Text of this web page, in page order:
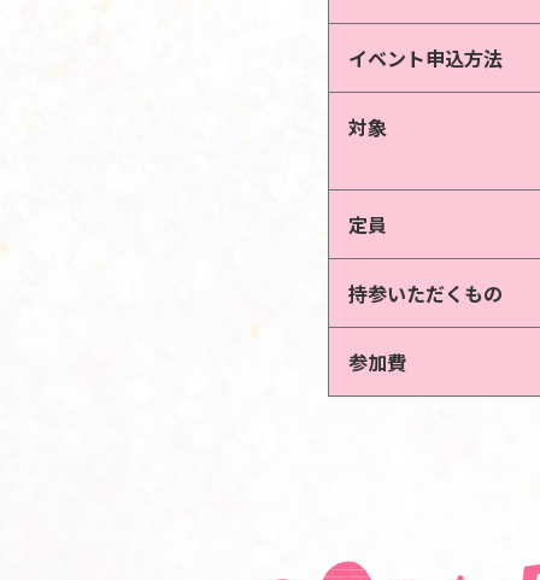
イベント申込方法
対象
定員
持参いただくもの
参加費